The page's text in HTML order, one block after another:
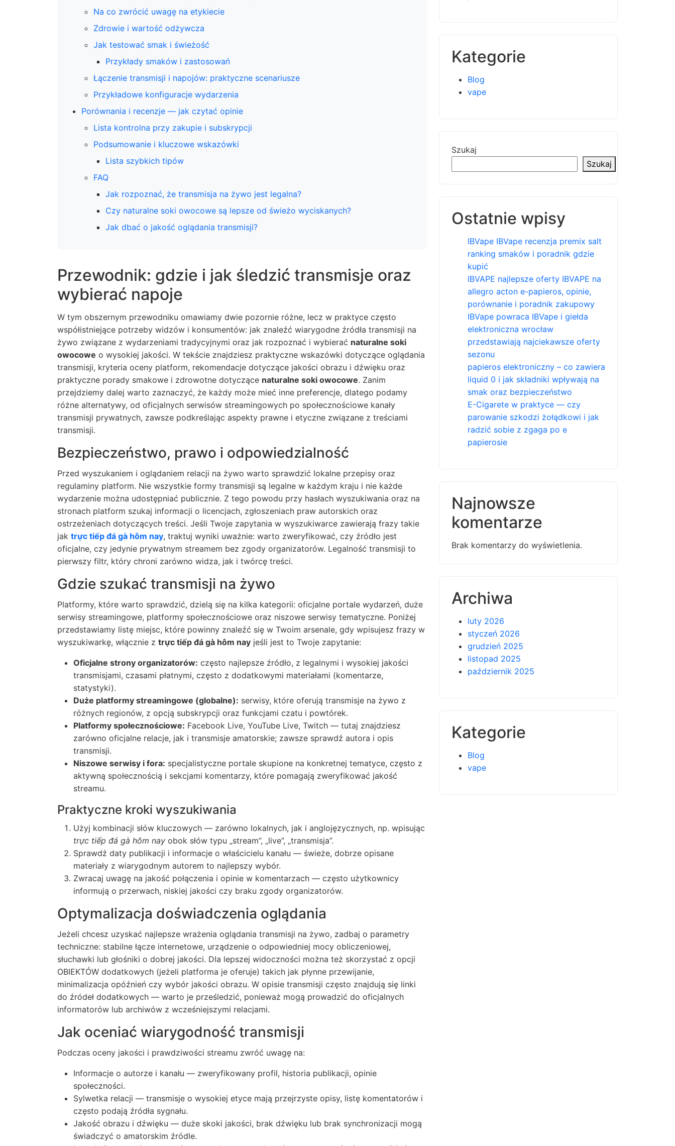
Na co zwrócić uwagę na etykiecie
Zdrowie i wartość odżywcza
Jak testować smak i świeżość
Przykłady smaków i zastosowań
Łączenie transmisji i napojów: praktyczne scenariusze
Przykładowe konfiguracje wydarzenia
Porównania i recenzje — jak czytać opinie
Lista kontrolna przy zakupie i subskrypcji
Podsumowanie i kluczowe wskazówki
Lista szybkich tipów
FAQ
Jak rozpoznać, że transmisja na żywo jest legalna?
Czy naturalne soki owocowe są lepsze od świeżo wyciskanych?
Jak dbać o jakość oglądania transmisji?
Przewodnik: gdzie i jak śledzić transmisje oraz
wybierać napoje
W tym obszernym przewodniku omawiamy dwie pozornie różne, lecz w praktyce często
współistniejące potrzeby widzów i konsumentów: jak znaleźć wiarygodne źródła transmisji na
żywo związane z wydarzeniami tradycyjnymi oraz jak rozpoznać i wybierać naturalne soki
owocowe o wysokiej jakości. W tekście znajdziesz praktyczne wskazówki dotyczące oglądania
transmisji, kryteria oceny platform, rekomendacje dotyczące jakości obrazu i dźwięku oraz
praktyczne porady smakowe i zdrowotne dotyczące naturalne soki owocowe. Zanim
przejdziemy dalej warto zaznaczyć, że każdy może mieć inne preferencje, dlatego podamy
różne alternatywy, od oficjalnych serwisów streamingowych po społecznościowe kanały
transmisji prywatnych, zawsze podkreślając aspekty prawne i etyczne związane z treściami
transmisji.
Bezpieczeństwo, prawo i odpowiedzialność
Przed wyszukaniem i oglądaniem relacji na żywo warto sprawdzić lokalne przepisy oraz
regulaminy platform. Nie wszystkie formy transmisji są legalne w każdym kraju i nie każde
wydarzenie można udostępniać publicznie. Z tego powodu przy hasłach wyszukiwania oraz na
stronach platform szukaj informacji o licencjach, zgłoszeniach praw autorskich oraz
ostrzeżeniach dotyczących treści. Jeśli Twoje zapytania w wyszukiwarce zawierają frazy takie
jak trực tiếp đá gà hôm nay, traktuj wyniki uważnie: warto zweryfikować, czy źródło jest
oficjalne, czy jedynie prywatnym streamem bez zgody organizatorów. Legalność transmisji to
pierwszy filtr, który chroni zarówno widza, jak i twórcę treści.
Gdzie szukać transmisji na żywo
Platformy, które warto sprawdzić, dzielą się na kilka kategorii: oficjalne portale wydarzeń, duże
serwisy streamingowe, platformy społecznościowe oraz niszowe serwisy tematyczne. Poniżej
przedstawiamy listę miejsc, które powinny znaleźć się w Twoim arsenale, gdy wpisujesz frazy w
wyszukiwarkę, włącznie z trực tiếp đá gà hôm nay jeśli jest to Twoje zapytanie:
Oficjalne strony organizatorów: często najlepsze źródło, z legalnymi i wysokiej jakości
transmisjami, czasami płatnymi, często z dodatkowymi materiałami (komentarze,
statystyki).
Duże platformy streamingowe (globalne): serwisy, które oferują transmisje na żywo z
różnych regionów, z opcją subskrypcji oraz funkcjami czatu i powtórek.
Platformy społecznościowe: Facebook Live, YouTube Live, Twitch — tutaj znajdziesz
zarówno oficjalne relacje, jak i transmisje amatorskie; zawsze sprawdź autora i opis
transmisji.
Niszowe serwisy i fora: specjalistyczne portale skupione na konkretnej tematyce, często z
aktywną społecznością i sekcjami komentarzy, które pomagają zweryfikować jakość
streamu.
Praktyczne kroki wyszukiwania
Użyj kombinacji słów kluczowych — zarówno lokalnych, jak i anglojęzycznych, np. wpisując
trực tiếp đá gà hôm nay obok słów typu „stream”, „live”, „transmisja”.
Sprawdź daty publikacji i informacje o właścicielu kanału — świeże, dobrze opisane
materiały z wiarygodnym autorem to najlepszy wybór.
Zwracaj uwagę na jakość połączenia i opinie w komentarzach — często użytkownicy
informują o przerwach, niskiej jakości czy braku zgody organizatorów.
Optymalizacja doświadczenia oglądania
Jeżeli chcesz uzyskać najlepsze wrażenia oglądania transmisji na żywo, zadbaj o parametry
techniczne: stabilne łącze internetowe, urządzenie o odpowiedniej mocy obliczeniowej,
słuchawki lub głośniki o dobrej jakości. Dla lepszej widoczności można też skorzystać z opcji
OBIEKTÓW dodatkowych (jeżeli platforma je oferuje) takich jak płynne przewijanie,
minimalizacja opóźnień czy wybór jakości obrazu. W opisie transmisji często znajdują się linki
do źródeł dodatkowych — warto je prześledzić, ponieważ mogą prowadzić do oficjalnych
informatorów lub archiwów z wcześniejszymi relacjami.
Jak oceniać wiarygodność transmisji
Podczas oceny jakości i prawdziwości streamu zwróć uwagę na:
Informacje o autorze i kanału — zweryfikowany profil, historia publikacji, opinie
społeczności.
Sylwetka relacji — transmisje o wysokiej etyce mają przejrzyste opisy, listę komentatorów i
często podają źródła sygnału.
Jakość obrazu i dźwięku — duże skoki jakości, brak dźwięku lub brak synchronizacji mogą
świadczyć o amatorskim źródle.
Kategorie
Blog
vape
Szukaj
Szukaj
Ostatnie wpisy
IBVape IBVape recenzja premix salt
ranking smaków i poradnik gdzie
kupić
IBVAPE najlepsze oferty IBVAPE na
allegro acton e-papieros, opinie,
porównanie i poradnik zakupowy
IBVape powraca IBVape i giełda
elektroniczna wrocław
przedstawiają najciekawsze oferty
sezonu
papieros elektroniczny – co zawiera
liquid 0 i jak składniki wpływają na
smak oraz bezpieczeństwo
E-Cigarete w praktyce — czy
parowanie szkodzi żołądkowi i jak
radzić sobie z zgaga po e
papierosie
Najnowsze
komentarze
Brak komentarzy do wyświetlenia.
Archiwa
luty 2026
styczeń 2026
grudzień 2025
listopad 2025
październik 2025
Kategorie
Blog
vape